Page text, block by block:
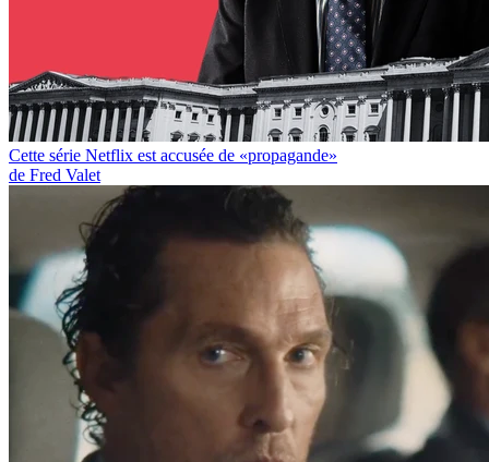
Cette série Netflix est accusée de «propagande»
de Fred Valet